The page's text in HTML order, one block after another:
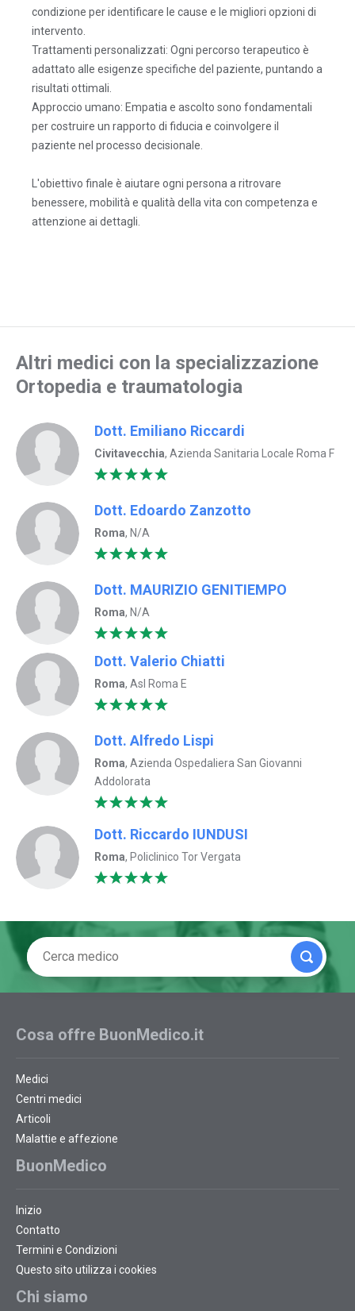
condizione per identificare le cause e le migliori opzioni di
intervento.
Trattamenti personalizzati: Ogni percorso terapeutico è
adattato alle esigenze specifiche del paziente, puntando a
risultati ottimali.
Approccio umano: Empatia e ascolto sono fondamentali
per costruire un rapporto di fiducia e coinvolgere il
paziente nel processo decisionale.
L'obiettivo finale è aiutare ogni persona a ritrovare
benessere, mobilità e qualità della vita con competenza e
attenzione ai dettagli.
Altri medici con la specializzazione
Ortopedia e traumatologia
Dott. Emiliano Riccardi
Civitavecchia, Azienda Sanitaria Locale Roma F
Dott. Edoardo Zanzotto
Roma, N/A
Dott. MAURIZIO GENITIEMPO
Roma, N/A
Dott. Valerio Chiatti
Roma, Asl Roma E
Dott. Alfredo Lispi
Roma, Azienda Ospedaliera San Giovanni
Addolorata
Dott. Riccardo IUNDUSI
Roma, Policlinico Tor Vergata
Cosa offre BuonMedico.it
Medici
Centri medici
Articoli
Malattie e affezione
BuonMedico
Inizio
Contatto
Termini e Condizioni
Questo sito utilizza i cookies
Chi siamo